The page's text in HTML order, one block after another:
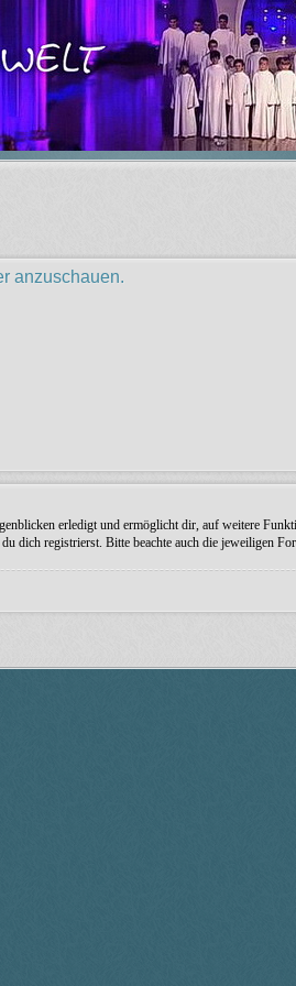
anzuschauen.
erledigt und ermöglicht dir, auf weitere
dich registrierst. Bitte beachte auch die jeweiligen